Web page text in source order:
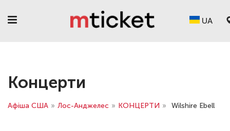
UA
Концерти
Афіша США » Лос-Анджелес » КОНЦЕРТИ » Wilshire Ebell